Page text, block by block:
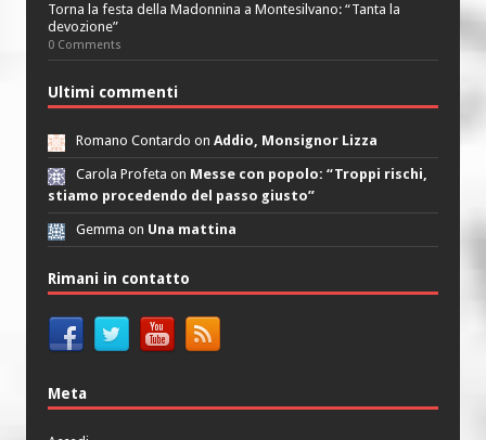
Torna la festa della Madonnina a Montesilvano: “Tanta la
devozione”
0 Comments
Ultimi commenti
Romano Contardo on Addio, Monsignor Lizza
Carola Profeta on Messe con popolo: “Troppi rischi,
stiamo procedendo del passo giusto”
Gemma on Una mattina
Rimani in contatto
Meta